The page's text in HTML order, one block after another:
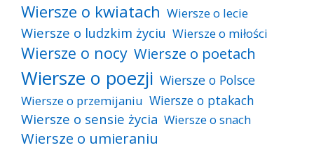
Wiersze o kwiatach Wiersze o lecie
Wiersze o ludzkim życiu Wiersze o miłości
Wiersze o nocy Wiersze o poetach
Wiersze o poezji Wiersze o Polsce
Wiersze o przemijaniu Wiersze o ptakach
Wiersze o sensie życia Wiersze o snach
Wiersze o umieraniu